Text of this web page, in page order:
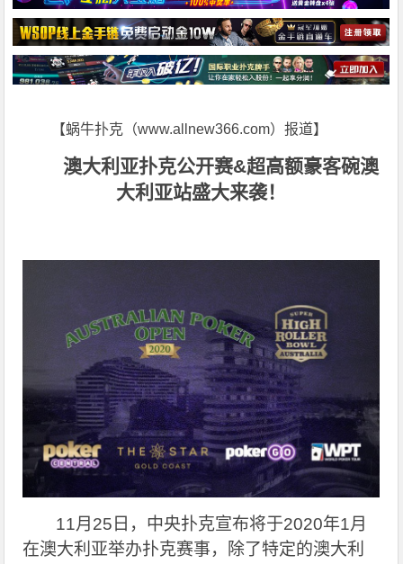
【蜗牛扑克（www.allnew366.com）报道】
澳大利亚扑克公开赛&超高额豪客碗澳
大利亚站盛大来袭！
11月25日，中央扑克宣布将于2020年1月
在澳大利亚举办扑克赛事，除了特定的澳大利